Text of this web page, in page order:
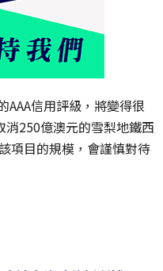
信用評級，將變得很
250億澳元的雪梨地鐵西
項目的規模，會謹慎對待